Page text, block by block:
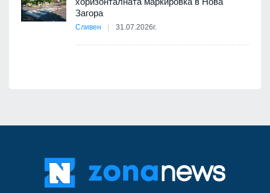
Загора
Сливен 31.07.2026г.